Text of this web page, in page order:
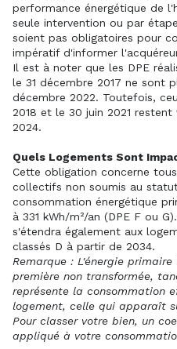
performance énergétique de
seule intervention ou par
soient pas obligatoires pour
impératif d'informer
Il est à noter que les DPE
le 31 décembre 2017 ne sont
décembre 2022. Toutefois,
2018 et le 30 juin 2021 restent
2024.
Quels Logements Sont
Cette obligation concerne
collectifs non soumis au
consommation énergétique
à 331 kWh/m²/an (DPE F ou
s'étendra également aux
classés D à partir de 2034.
Remarque : L'énergie
première non transformée,
représente la consommation
logement, celle qui apparaît
Pour classer votre bien, un
appliqué à votre